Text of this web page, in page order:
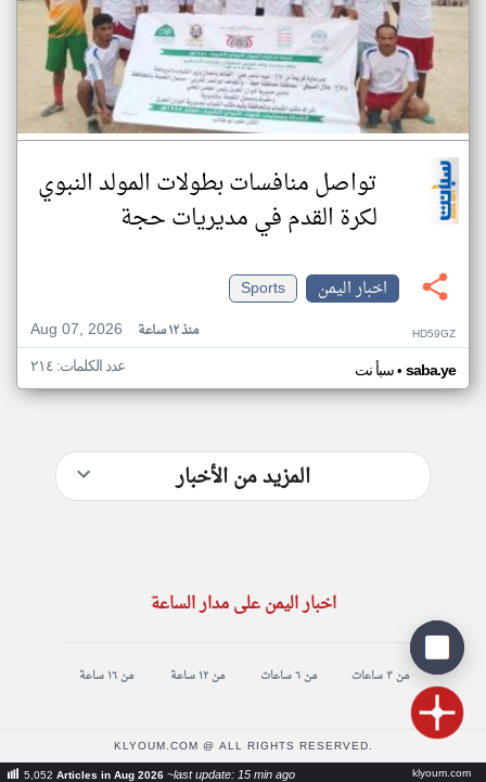
تواصل منافسات بطولات المولد النبوي
لكرة القدم في مديريات حجة
اخبار اليمن
Sports
Aug 07, 2026
منذ ١٢ ساعة HD59GZ
سبأ نت• saba.ye عدد الكلمات: ٢١٤
المزيد من الأخبار
اخبار اليمن على مدار الساعة
من ٣ ساعات من ٦ ساعات من ١٢ ساعة من ١٦ ساعة
KLYOUM.COM @ ALL RIGHTS RESERVED.
5,052 Articles in Aug 2026~last update: 15 min ago klyoum.com